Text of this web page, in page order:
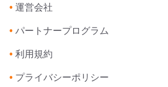
• 運営会社
• パートナープログラム
• 利用規約
• プライバシーポリシー